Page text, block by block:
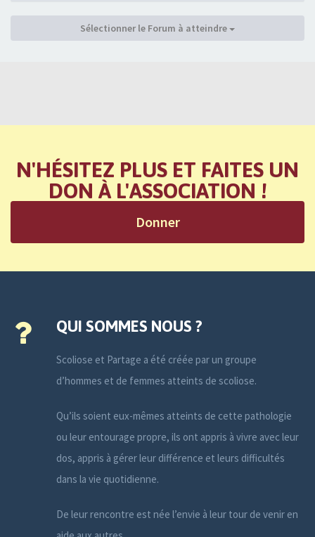
Sélectionner le Forum à atteindre
N'HÉSITEZ PLUS ET FAITES UN
DON À L'ASSOCIATION !
Donner
QUI SOMMES NOUS ?
Scoliose et Partage a été créée par un groupe
d’hommes et de femmes atteints de scoliose.
Qu’ils soient eux-mêmes atteints de cette pathologie
ou leur entourage propre, ils ont appris à vivre avec leur
dos, appris à gérer leur différence et leurs difficultés
dans la vie quotidienne.
De leur rencontre est née l’envie à leur tour de venir en